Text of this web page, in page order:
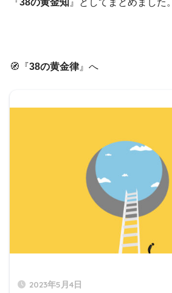
『38の黄金知 』としてまとめました。
🧭『38の黄金律』へ
2023年5月4日